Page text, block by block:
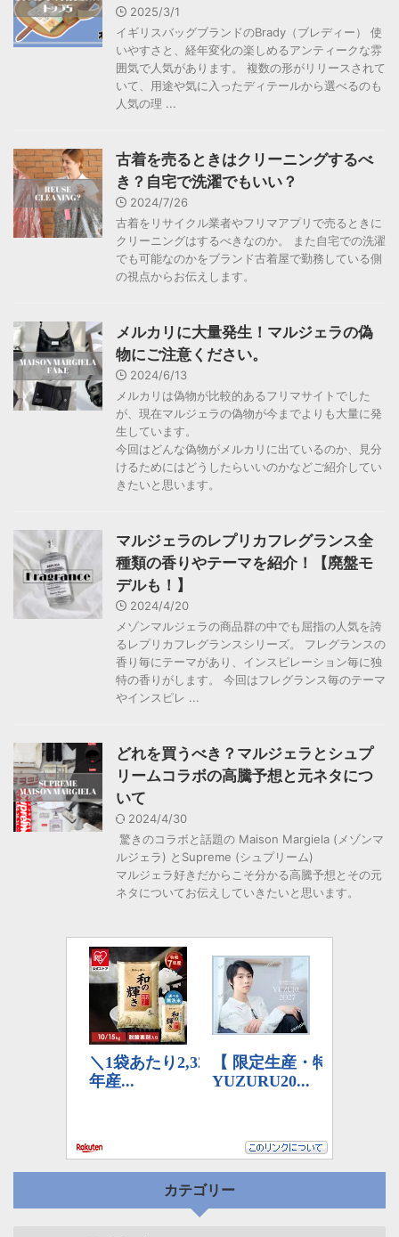
2025/3/1
イギリスバッグブランドのBrady（ブレディー） 使
いやすさと、経年変化の楽しめるアンティークな雰
囲気で人気があります。 複数の形がリリースされて
いて、用途や気に入ったディテールから選べるのも
人気の理 ...
古着を売るときはクリーニングするべ
き？自宅で洗濯でもいい？
2024/7/26
古着をリサイクル業者やフリマアプリで売るときに
クリーニングはするべきなのか。 また自宅での洗濯
でも可能なのかをブランド古着屋で勤務している側
の視点からお伝えします。
メルカリに大量発生！マルジェラの偽
物にご注意ください。
2024/6/13
メルカリは偽物が比較的あるフリマサイトでした
が、現在マルジェラの偽物が今までよりも大量に発
生しています。
今回はどんな偽物がメルカリに出ているのか、見分
けるためにはどうしたらいいのかなどご紹介してい
きたいと思います。
マルジェラのレプリカフレグランス全
種類の香りやテーマを紹介！【廃盤モ
デルも！】
2024/4/20
メゾンマルジェラの商品群の中でも屈指の人気を誇
るレプリカフレグランスシリーズ。 フレグランスの
香り毎にテーマがあり、インスピレーション毎に独
特の香りがします。 今回はフレグランス毎のテーマ
やインスピレ ...
どれを買うべき？マルジェラとシュプ
リームコラボの高騰予想と元ネタにつ
いて
2024/4/30
驚きのコラボと話題の Maison Margiela (メゾンマ
ルジェラ) とSupreme (シュプリーム)
マルジェラ好きだからこそ分かる高騰予想とその元
ネタについてお伝えしていきたいと思います。
カテゴリー